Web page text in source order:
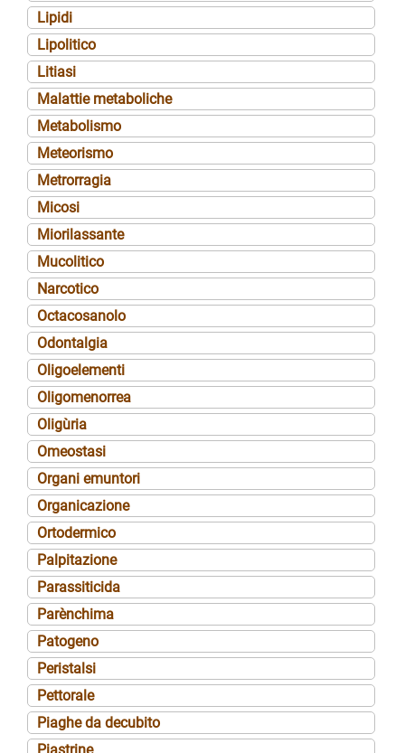
Lipidi
Lipolitico
Litiasi
Malattie metaboliche
Metabolismo
Meteorismo
Metrorragia
Micosi
Miorilassante
Mucolitico
Narcotico
Octacosanolo
Odontalgia
Oligoelementi
Oligomenorrea
Oligùria
Omeostasi
Organi emuntori
Organicazione
Ortodermico
Palpitazione
Parassiticida
Parènchima
Patogeno
Peristalsi
Pettorale
Piaghe da decubito